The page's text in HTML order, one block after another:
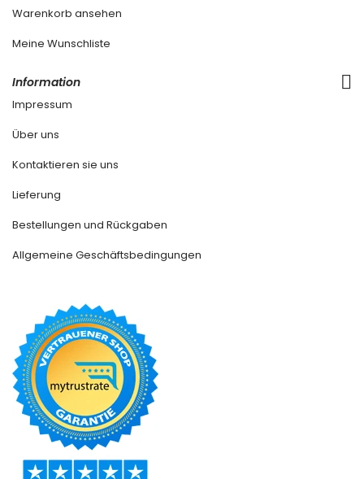
Warenkorb ansehen
Meine Wunschliste
Information
Impressum
Über uns
Kontaktieren sie uns
Lieferung
Bestellungen und Rückgaben
Allgemeine Geschäftsbedingungen